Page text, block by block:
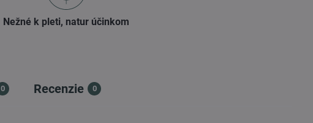
Nežné k pleti, natur účinkom
0 Recenzie 0